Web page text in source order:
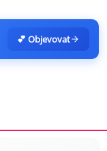
💕 Objevovat